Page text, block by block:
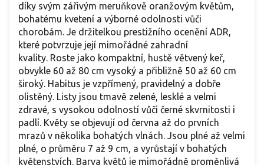
díky svým zářivým meruňkově oranžovým květům,
bohatému kvetení a výborné odolnosti vůči
chorobám. Je držitelkou prestižního ocenění ADR,
které potvrzuje její mimořádné zahradní
kvality. Roste jako kompaktní, hustě větvený keř,
obvykle 60 až 80 cm vysoký a přibližně 50 až 60 cm
široký. Habitus je vzpřímený, pravidelný a dobře
olistěný. Listy jsou tmavě zelené, lesklé a velmi
zdravé, s vysokou odolností vůči černé skvrnitosti i
padlí. Květy se objevují od června až do prvních
mrazů v několika bohatých vlnách. Jsou plné až velmi
plné, o průměru 7 až 9 cm, a vyrůstají v bohatých
květenstvích. Barva květů je mimořádně proměnlivá